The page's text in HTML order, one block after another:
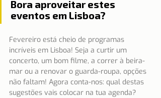
Bora aproveitar estes
eventos em Lisboa?
Fevereiro está cheio de programas
incríveis em Lisboa! Seja a curtir um
concerto, um bom filme, a correr à beira-
mar ou a renovar o guarda-roupa, opções
não faltam! Agora conta-nos: qual destas
sugestões vais colocar na tua agenda?